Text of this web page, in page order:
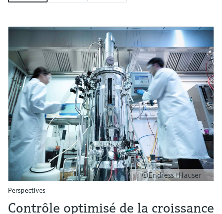
©Endress+Hauser
Perspectives
Contrôle optimisé de la croissance